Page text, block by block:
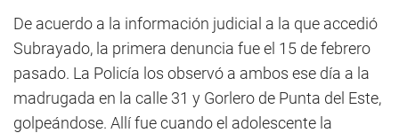
De acuerdo a la información judicial a la que accedió
Subrayado, la primera denuncia fue el 15 de febrero
pasado. La Policía los observó a ambos ese día a la
madrugada en la calle 31 y Gorlero de Punta del Este,
golpeándose. Allí fue cuando el adolescente la